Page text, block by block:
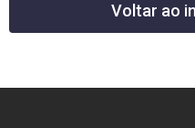
Voltar ao